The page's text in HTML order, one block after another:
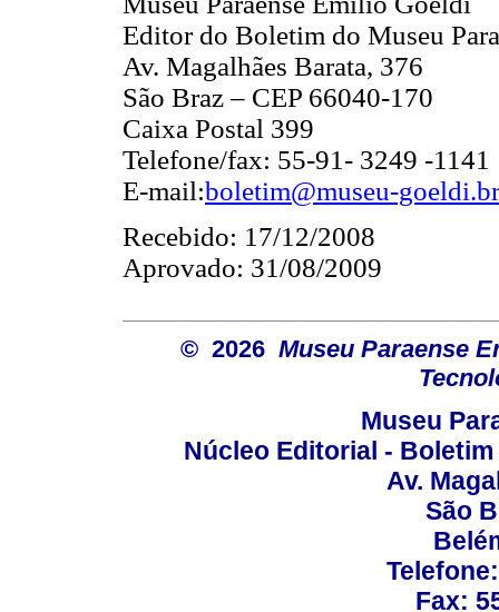
Editor do Boletim do Museu
Av. Magalhães Barata, 376
São Braz – CEP 66040-170
Caixa Postal 399
Telefone/fax: 55-91- 3249 -1141
E-mail:boletim@museu-goeldi.br
Recebido: 17/12/2008
Aprovado: 31/08/2009
© 2026 Museu Paraense
Museu
Núcleo Editorial -
Av.
São
Fax: